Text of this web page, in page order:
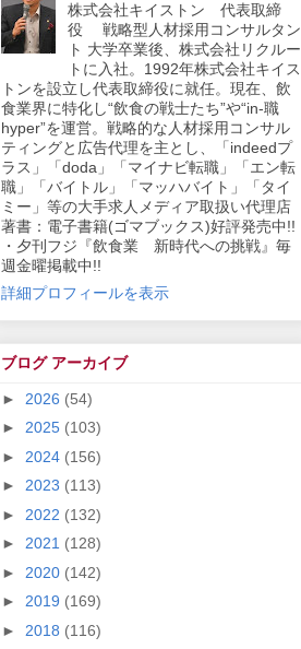
株式会社キイストン 代表取締
役 戦略型人材採用コンサルタン
ト 大学卒業後、株式会社リクルー
トに入社。1992年株式会社キイス
トンを設立し代表取締役に就任。現在、飲
食業界に特化し“飲食の戦士たち”や“in-職
hyper”を運営。戦略的な人材採用コンサル
ティングと広告代理を主とし、「indeedプ
ラス」「doda」「マイナビ転職」「エン転
職」「バイトル」「マッハバイト」「タイ
ミー」等の大手求人メディア取扱い代理店
著書：電子書籍(ゴマブックス)好評発売中!!
・夕刊フジ『飲食業 新時代への挑戦』毎
週金曜掲載中!!
詳細プロフィールを表示
ブログ アーカイブ
► 2026 (54)
► 2025 (103)
► 2024 (156)
► 2023 (113)
► 2022 (132)
► 2021 (128)
► 2020 (142)
► 2019 (169)
► 2018 (116)